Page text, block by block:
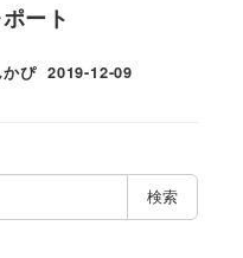
ート
ぴ 2019-12-09
検索